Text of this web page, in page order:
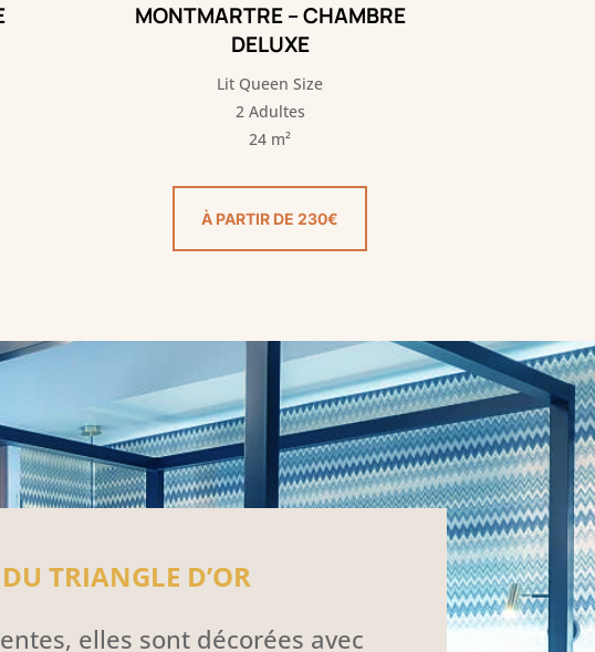
MONTMARTRE – CHAMBRE
DELUXE
Lit Queen Size
2 Adultes
24 m²
À PARTIR DE 230€
TRIANGLE D’OR
elles sont décorées avec